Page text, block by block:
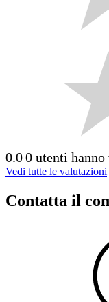
0.00 utenti hanno
Vedi tutte le valutazioni
Contatta il